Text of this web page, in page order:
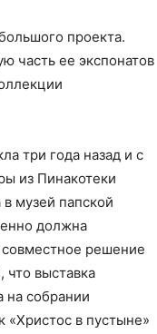
проекта.
часть ее экспонатов
три года назад и с
из Пинакотеки
в музей папской
должна
совместное решение
выставка
на собрании
«Христос в пустыне»